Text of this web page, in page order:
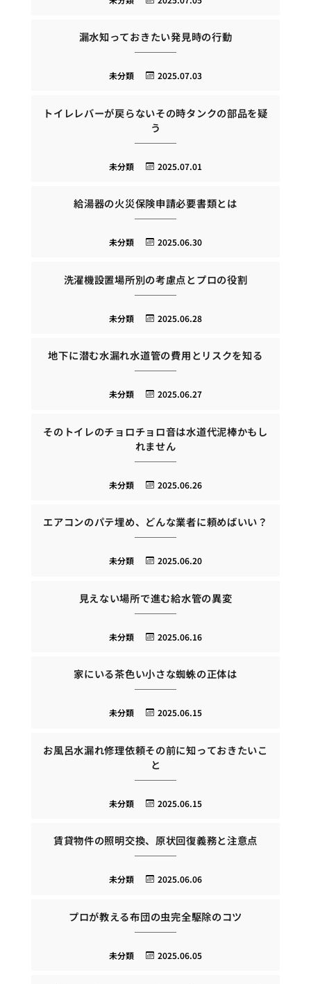
漏水知っておきたい発見時の行動
2025.07.03
未分類
トイレレバーが戻らないその時タンクの部品を疑
う
2025.07.01
未分類
給湯器の火災保険申請必要書類とは
2025.06.30
未分類
洗濯機設置場所別の考慮点とプロの役割
2025.06.28
未分類
地下に潜む水漏れ水道管の費用とリスクを知る
2025.06.27
未分類
そのトイレのチョロチョロ音は水道代泥棒かもし
れません
2025.06.26
未分類
エアコンのパテ埋め、どんな業者に頼めばいい？
2025.06.20
未分類
見えない場所で進む給水管の異変
2025.06.16
未分類
家にいる茶色い小さな蜘蛛の正体は
2025.06.15
未分類
お風呂水漏れ修理依頼その前に知っておきたいこ
と
2025.06.15
未分類
賃貸物件の照明交換、原状回復義務と注意点
2025.06.06
未分類
プロが教える布団の虫完全駆除のコツ
2025.06.05
未分類